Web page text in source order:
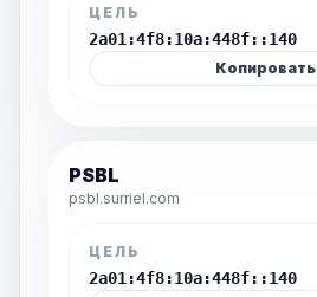
ЦЕЛЬ
2a01:4f8:10a:448f::140
Копировать
PSBL
psbl.surriel.com
ЦЕЛЬ
2a01:4f8:10a:448f::140